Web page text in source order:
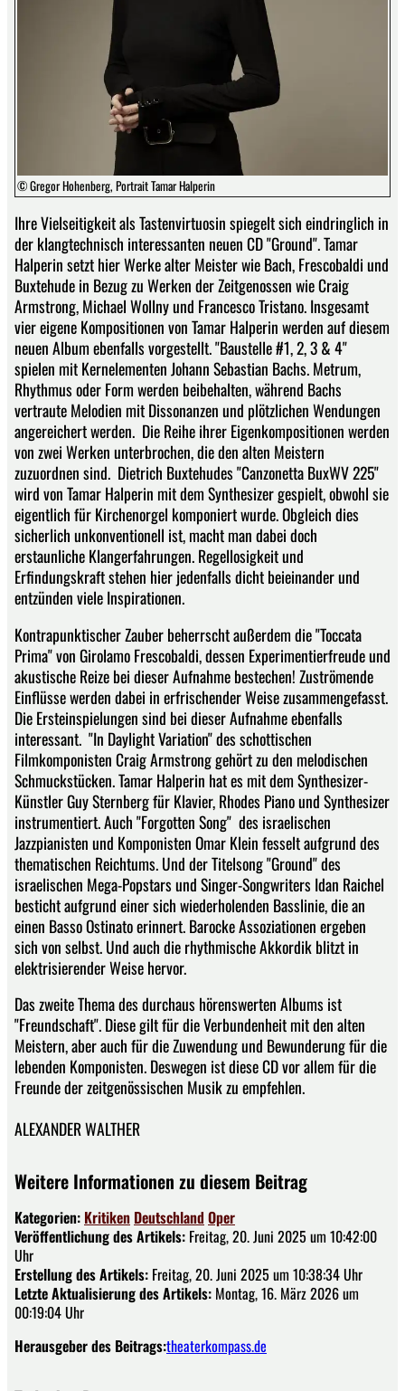
© Gregor Hohenberg, Portrait Tamar Halperin
Ihre Vielseitigkeit als Tastenvirtuosin spiegelt sich eindringlich in
der klangtechnisch interessanten neuen CD "Ground". Tamar
Halperin setzt hier Werke alter Meister wie Bach, Frescobaldi und
Buxtehude in Bezug zu Werken der Zeitgenossen wie Craig
Armstrong, Michael Wollny und Francesco Tristano. Insgesamt
vier eigene Kompositionen von Tamar Halperin werden auf diesem
neuen Album ebenfalls vorgestellt. "Baustelle #1, 2, 3 & 4"
spielen mit Kernelementen Johann Sebastian Bachs. Metrum,
Rhythmus oder Form werden beibehalten, während Bachs
vertraute Melodien mit Dissonanzen und plötzlichen Wendungen
angereichert werden. Die Reihe ihrer Eigenkompositionen werden
von zwei Werken unterbrochen, die den alten Meistern
zuzuordnen sind. Dietrich Buxtehudes "Canzonetta BuxWV 225"
wird von Tamar Halperin mit dem Synthesizer gespielt, obwohl sie
eigentlich für Kirchenorgel komponiert wurde. Obgleich dies
sicherlich unkonventionell ist, macht man dabei doch
erstaunliche Klangerfahrungen. Regellosigkeit und
Erfindungskraft stehen hier jedenfalls dicht beieinander und
entzünden viele Inspirationen.
Kontrapunktischer Zauber beherrscht außerdem die "Toccata
Prima" von Girolamo Frescobaldi, dessen Experimentierfreude und
akustische Reize bei dieser Aufnahme bestechen! Zuströmende
Einflüsse werden dabei in erfrischender Weise zusammengefasst.
Die Ersteinspielungen sind bei dieser Aufnahme ebenfalls
interessant. "In Daylight Variation" des schottischen
Filmkomponisten Craig Armstrong gehört zu den melodischen
Schmuckstücken. Tamar Halperin hat es mit dem Synthesizer-
Künstler Guy Sternberg für Klavier, Rhodes Piano und Synthesizer
instrumentiert. Auch "Forgotten Song" des israelischen
Jazzpianisten und Komponisten Omar Klein fesselt aufgrund des
thematischen Reichtums. Und der Titelsong "Ground" des
israelischen Mega-Popstars und Singer-Songwriters Idan Raichel
besticht aufgrund einer sich wiederholenden Basslinie, die an
einen Basso Ostinato erinnert. Barocke Assoziationen ergeben
sich von selbst. Und auch die rhythmische Akkordik blitzt in
elektrisierender Weise hervor.
Das zweite Thema des durchaus hörenswerten Albums ist
"Freundschaft". Diese gilt für die Verbundenheit mit den alten
Meistern, aber auch für die Zuwendung und Bewunderung für die
lebenden Komponisten. Deswegen ist diese CD vor allem für die
Freunde der zeitgenössischen Musik zu empfehlen.
ALEXANDER WALTHER
Weitere Informationen zu diesem Beitrag
Kategorien: Kritiken Deutschland Oper
Veröffentlichung des Artikels: Freitag, 20. Juni 2025 um 10:42:00
Uhr
Erstellung des Artikels: Freitag, 20. Juni 2025 um 10:38:34 Uhr
Letzte Aktualisierung des Artikels: Montag, 16. März 2026 um
00:19:04 Uhr
Herausgeber des Beitrags:theaterkompass.de